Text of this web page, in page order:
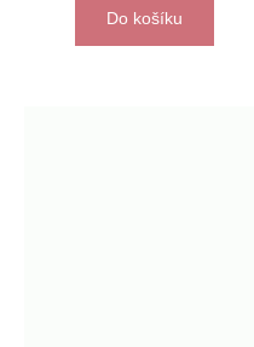
Do košíku